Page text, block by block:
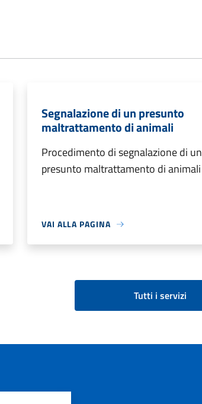
Segnalazione di un presunto
maltrattamento di animali
Procedimento di segnalazione di un
presunto maltrattamento di animali
VAI ALLA PAGINA
Tutti i servizi